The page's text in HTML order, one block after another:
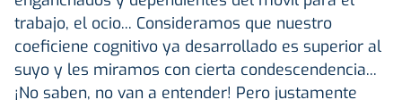
trabajo, el ocio... Consideramos que nuestro
coeficiene cognitivo ya desarrollado es superior al
suyo y les miramos con cierta condescendencia...
¡No saben, no van a entender! Pero justamente